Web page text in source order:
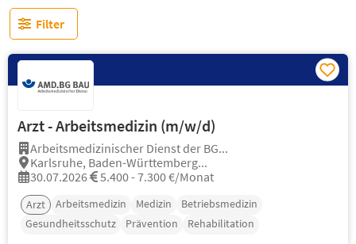
Filter
Arzt - Arbeitsmedizin (m/w/d)
Arbeitsmedizinischer Dienst der BG...
Karlsruhe, Baden-Württemberg...
30.07.2026
5.400 - 7.300 €/Monat
Arzt Arbeitsmedizin Medizin
Betriebsmedizin
Gesundheitsschutz
Prävention Rehabilitation